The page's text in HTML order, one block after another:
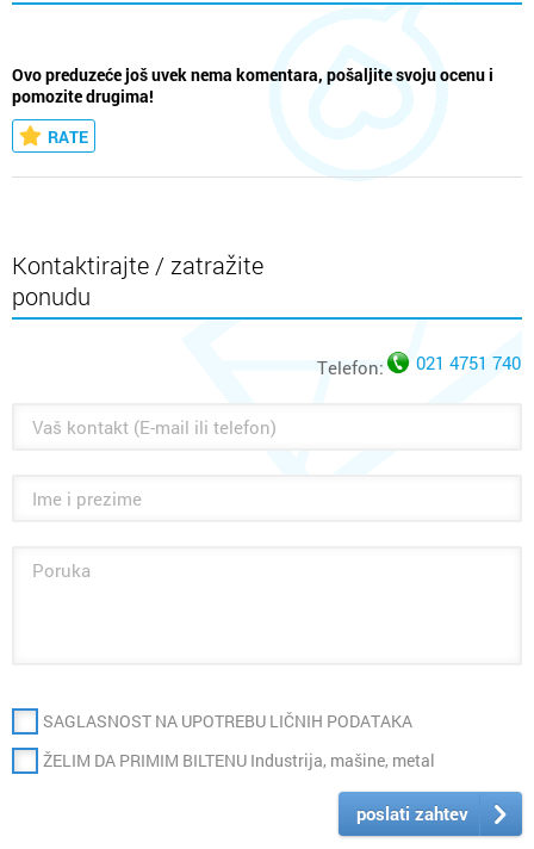
Ovo preduzeće još uvek nema komentara, pošaljite svoju ocenu i
pomozite drugima!
RATE
Kontaktirajte / zatražite
ponudu
Telefon: 021 4751 740
SAGLASNOST NA UPOTREBU LIČNIH PODATAKA
ŽELIM DA PRIMIM BILTENU Industrija, mašine, metal
poslati zahtev